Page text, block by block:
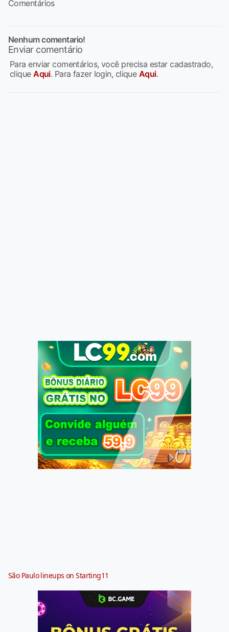
Comentários
Nenhum comentario!
Enviar comentário
Para enviar comentários, você precisa estar cadastrado,
cliqueAqui. Para fazer login, clique Aqui.
São Paulo lineups on Starting11